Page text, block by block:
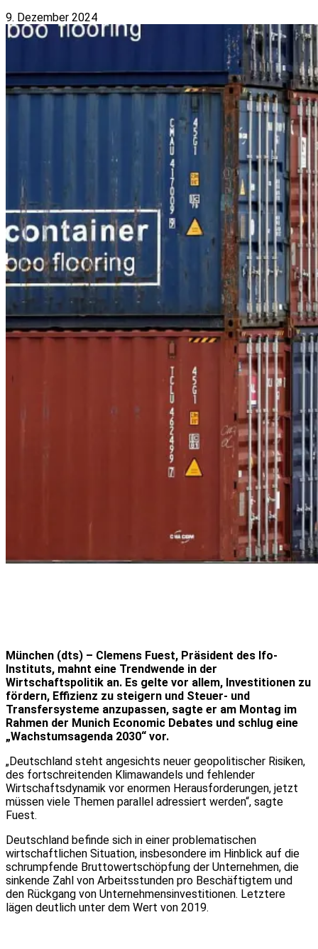
osna.live
9. Dezember 2024
München (dts) – Clemens Fuest, Präsident des Ifo-
Instituts, mahnt eine Trendwende in der
Wirtschaftspolitik an. Es gelte vor allem, Investitionen zu
fördern, Effizienz zu steigern und Steuer- und
Transfersysteme anzupassen, sagte er am Montag im
Rahmen der Munich Economic Debates und schlug eine
„Wachstumsagenda 2030“ vor.
„Deutschland steht angesichts neuer geopolitischer Risiken,
des fortschreitenden Klimawandels und fehlender
Wirtschaftsdynamik vor enormen Herausforderungen, jetzt
müssen viele Themen parallel adressiert werden“, sagte
Fuest.
Deutschland befinde sich in einer problematischen
wirtschaftlichen Situation, insbesondere im Hinblick auf die
schrumpfende Bruttowertschöpfung der Unternehmen, die
sinkende Zahl von Arbeitsstunden pro Beschäftigtem und
den Rückgang von Unternehmensinvestitionen. Letztere
lägen deutlich unter dem Wert von 2019.